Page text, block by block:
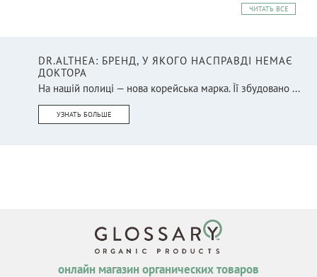
ЧИТАТЬ ВСЕ
DR.ALTHEA: БРЕНД, У ЯКОГО НАСПРАВДІ НЕМАЄ
ДОКТОРА
На нашій полиці — нова корейська марка. Її збудовано ...
УЗНАТЬ БОЛЬШЕ
онлайн магазин органических товаров